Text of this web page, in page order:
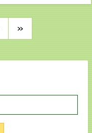
»